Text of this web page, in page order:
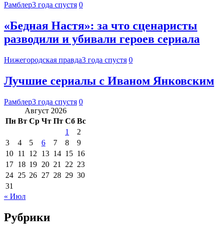
Рамблер3 года спустя 0
«Бедная Настя»: за что сценаристы
разводили и убивали героев сериала
Нижегородская правда3 года спустя 0
Лучшие сериалы с Иваном Янковским
Рамблер3 года спустя 0
Август 2026
Пн Вт Ср Чт Пт Сб Вс
1
2
3
4 5 6 7 8
9
10 11 12 13 14 15 16
17 18 19 20 21 22 23
24 25 26 27 28 29 30
31
« Июл
Рубрики